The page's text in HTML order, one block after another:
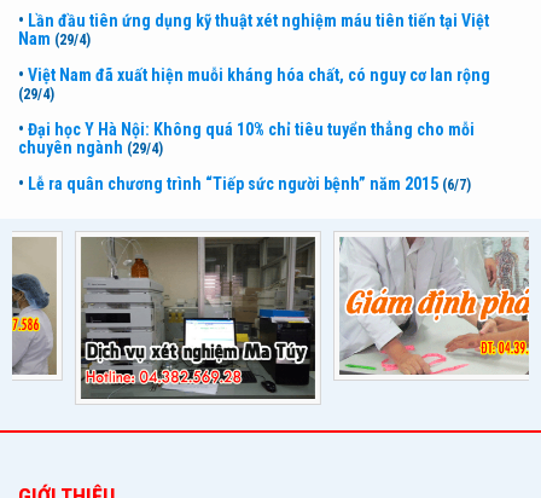
• Lần đầu tiên ứng dụng kỹ thuật xét nghiệm máu tiên tiến tại Việt
Nam (29/4)
• Việt Nam đã xuất hiện muỗi kháng hóa chất, có nguy cơ lan rộng
(29/4)
• Đại học Y Hà Nội: Không quá 10% chỉ tiêu tuyển thẳng cho mỗi
chuyên ngành (29/4)
• Lễ ra quân chương trình “Tiếp sức người bệnh” năm 2015 (6/7)